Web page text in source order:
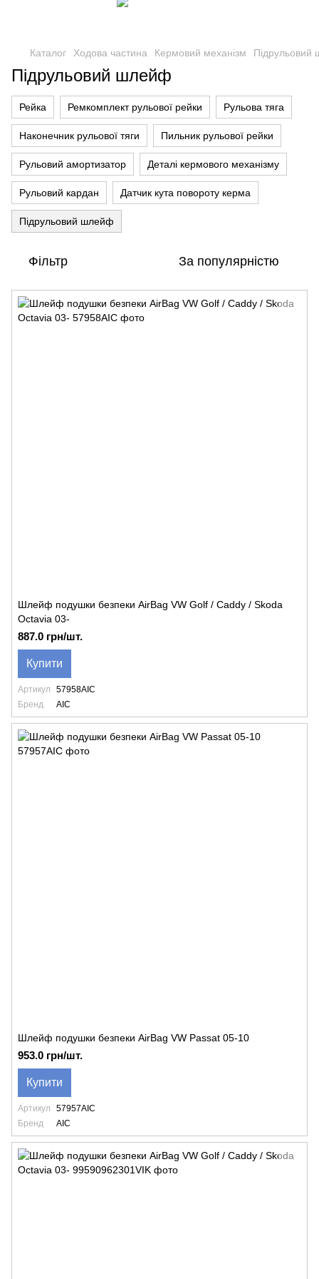
Каталог Ходова частина Кермовий механізм
Підрульовий шлейф
Рейка Ремкомплект рульової рейки Рульова тяга
Наконечник рульової тяги Пильник рульової рейки
Рульовий амортизатор Деталі кермового механізму
Рульовий кардан Датчик кута повороту керма
Підрульовий шлейф
Фільтр За популярністю
Шлейф подушки безпеки AirBag VW Golf / Caddy / Skoda
Octavia 03-
887.0 грн/шт.
Купити
Артикул
57958AIC
Бренд
AIC
Шлейф подушки безпеки AirBag VW Passat 05-10
953.0 грн/шт.
Купити
Артикул
57957AIC
Бренд
AIC